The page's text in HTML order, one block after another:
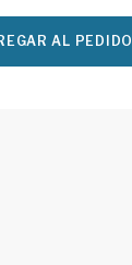
AL PEDIDO